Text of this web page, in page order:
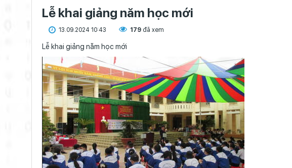
Lễ khai giảng năm học mới
13.09.2024 10:43 179 đã xem
Lễ khai giảng năm học mới